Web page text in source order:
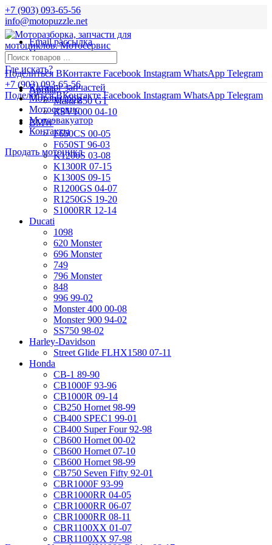
+7 (903) 093-65-56
info@motopuzzle.net
Email рассылка
Новости
Поделиться ВКонтакте Facebook Instagram WhatsApp Telegram
+7 (903) 093-65-56
Поделиться ВКонтакте Facebook Instagram WhatsApp Telegram
Где искать?
Aprilia
Mana 850 GT
RSV1000 04-10
BMW
F650CS 00-05
F650ST 96-03
K1200S 03-08
K1300R 07-15
K1300S 09-15
R1200GS 04-07
R1250GS 19-20
S1000RR 12-14
Ducati
1098
620 Monster
696 Monster
749
796 Monster
848
996 99-02
Monster 400 00-08
Monster 900 94-02
SS750 98-02
Harley-Davidson
Street Glide FLHX1580 07-11
Honda
CB-1 89-90
CB1000F 93-96
CB1000R 09-14
CB250 Hornet 98-99
CB400 SPEC1 99-01
CB400 Super Four 92-98
CB600 Hornet 00-02
CB600 Hornet 07-10
CB600 Hornet 98-99
CB750 Seven Fifty 92-01
CBR1000F 93-99
CBR1000RR 04-05
CBR1000RR 06-07
CBR1000RR 08-11
CBR1100XX 01-07
CBR1100XX 97-98
Каталог запчастей
Мотоподбор
Мотосервис
Мотоэвакуатор
Контакты
Продать мотоцикл